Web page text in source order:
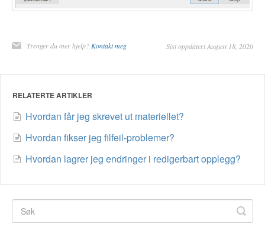
Trenger du mer hjelp? Kontakt meg Sist oppdatert August 18, 2020
RELATERTE ARTIKLER
Hvordan får jeg skrevet ut materiellet?
Hvordan fikser jeg filfeil-problemer?
Hvordan lagrer jeg endringer i redigerbart opplegg?